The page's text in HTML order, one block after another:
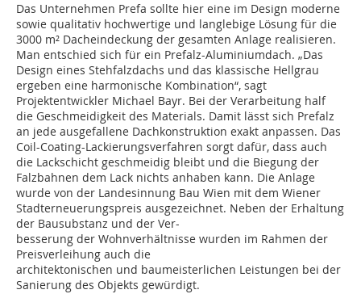
Das Unternehmen Prefa sollte hier eine im Design moderne
sowie qualitativ hochwertige und langlebige Lösung für die
3000 m² Dacheindeckung der gesamten Anlage realisieren.
Man entschied sich für ein Prefalz-Aluminiumdach. „Das
Design eines Stehfalzdachs und das klassische Hellgrau
ergeben eine harmonische Kombination“, sagt
Projektentwickler Michael Bayr. Bei der Verarbeitung half
die Geschmeidigkeit des Materials. Damit lässt sich Prefalz
an jede ausgefallene Dachkonstruktion exakt anpassen. Das
Coil-Coating-Lackierungsverfahren sorgt dafür, dass auch
die Lackschicht geschmeidig bleibt und die Biegung der
Falzbahnen dem Lack nichts anhaben kann. Die Anlage
wurde von der Landesinnung Bau Wien mit dem Wiener
Stadterneuerungspreis ausgezeichnet. Neben der Erhaltung
der Bausubstanz und der Ver-
besserung der Wohnverhältnisse wurden im Rahmen der
Preisverleihung auch die
architektonischen und baumeisterlichen Leistungen bei der
Sanierung des Objekts gewürdigt.